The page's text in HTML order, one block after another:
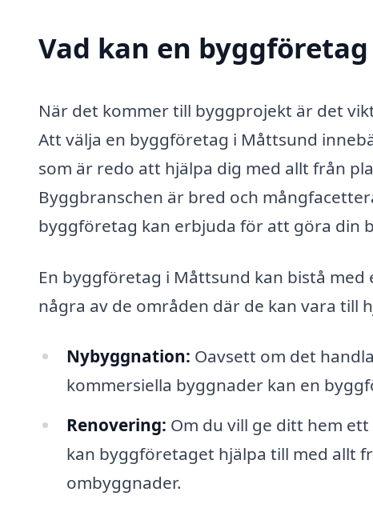
Vad kan en
När det kommer till byggprojekt är det
Att välja en byggföretag i Måttsund
som är redo att hjälpa dig med allt från
Byggbranschen är bred och
byggföretag kan erbjuda för att göra din
En byggföretag i Måttsund kan bistå
några av de områden där de kan vara till
Nybyggnation: Oavsett om det
kommersiella byggnader kan en
Renovering: Om du vill ge ditt hem
kan byggföretaget hjälpa till med allt
ombyggnader.